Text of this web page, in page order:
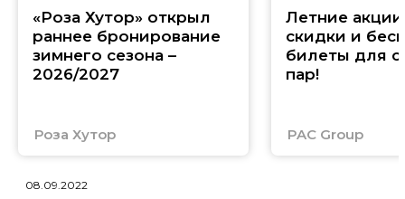
«Роза Хутор» открыл
раннее бронирование
зимнего сезона –
2026/2027
Роза Хутор
Летние
скидки и
билеты для
пар!
PAC Group
08.09.2022